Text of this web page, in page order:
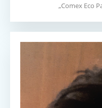
„Comex Eco